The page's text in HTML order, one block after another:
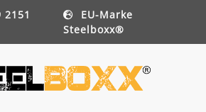
EU-Marke
Steelboxx®